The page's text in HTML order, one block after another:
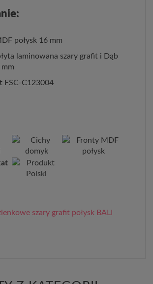
połysk 16 mm
laminowana szary grafit i Dąb
FSC-C123004